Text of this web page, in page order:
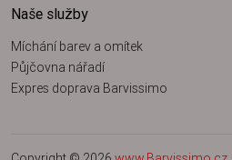
Naše služby
Míchání barev a omítek
Půjčovna nářadí
Expres doprava Barvissimo